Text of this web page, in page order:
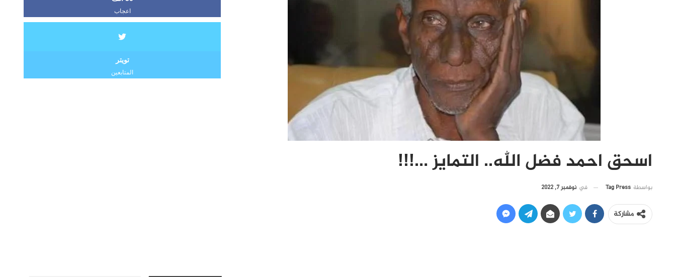
اسحق احمد فضل الله.. التمايز …!!!
بواسطة Tag Press في نوفمبر 7, 2022
مشاركة
اعجاب
تويتر
المتابعين